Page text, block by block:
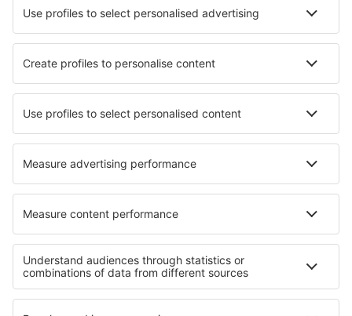
Mobilna aplikacija
Avio kompanije
Wizz Air
Ryanair
Pegasus Airlines
Turkish Airlines
Air Serbia
O eSky
Opšti uslovi
Moje rezervacije
Politika Privatnosti
Pomoć i kontakt